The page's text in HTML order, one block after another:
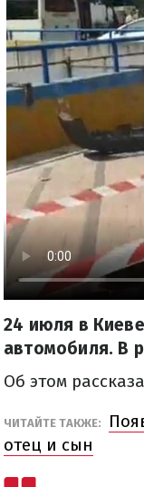
24 июля в
автомобиля. В
Об этом
ЧИТАЙТЕ ТАКЖЕ:
отец и сын